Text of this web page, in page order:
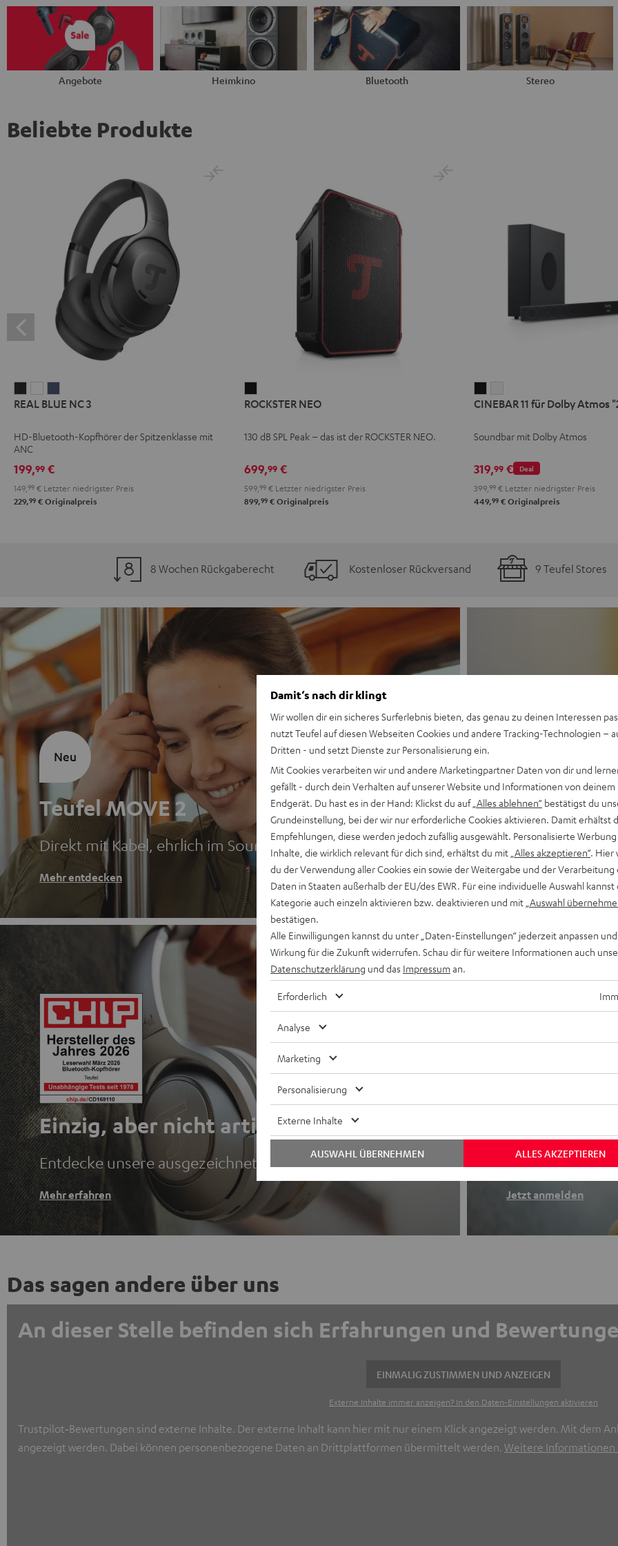
Angebote Heimkino Bluetooth Stereo
Beliebte Produkte
BLUE
3
Night
Black
BLUE
3
White
BLUE
3
REAL BLUE NC 3
HD-Bluetooth-Kopfhörer der Spitzenklasse mit
ANC
199,99 €
149, 99 € Letzter niedrigster Preis
229,99 € Originalpreis
NEO
ROCKSTER NEO
130 dB SPL Peak – das ist der ROCKSTER NEO.
699,99€
599, 99€Letzter niedrigster Preis
899,99€Originalpreis
11
Dolby
"2.1-
Set"
Schwarz
11
Dolby
"2.1-
Set"
Weiß
CINEBAR 11 für Dolby Atmos
Soundbar mit Dolby Atmos
Deal
319,99 €
399, 99 € Letzter niedrigster Preis
449,99 € Originalpreis
8 Wochen Rückgaberecht Kostenloser Rückversand 9 Teufel Stores
Teufel MOVE 2
Direkt mit Kabel, ehrlich im Sound
Mehr entdecken
Neu
MOTIV®
Stil trifft Sound
Mehr entdecken
Einzig, aber nicht artig.
Entdecke unsere ausgezeichneten Bluetooth-Kopfhörer
Mehr erfahren
Newsletter
Finde deinen
Erhalte bis zu
Jetzt anmelden
Das sagen andere über uns
An dieser Stelle befinden sich Erfahrungen und
EINMALIG ZUSTIMMEN UND ANZEIGEN
Externe Inhalte immer anzeigen? In den Daten‑Einstellungen aktivieren
Trustpilot‑Bewertungen sind externe Inhalte. Der externe Inhalt kann hier mit nur einem Klick angezeigt werden. Mit dem
angezeigt werden. Dabei können personenbezogene Daten an Drittplattformen übermittelt werden. Weitere Informationen
Damit‘s nach dir klingt
Wir wollen dir ein sicheres Surferlebnis bieten, das genau zu deinen Interessen
nutzt Teufel auf diesen Webseiten Cookies und andere Tracking-Technologien –
Dritten - und setzt Dienste zur Personalisierung ein.
Mit Cookies verarbeiten wir und andere Marketingpartner Daten von dir und
gefällt - durch dein Verhalten auf unserer Website und Informationen von deinem
Endgerät. Du hast es in der Hand: Klickst du auf „Alles ablehnen“ bestätigst du
Grundeinstellung, bei der wir nur erforderliche Cookies aktivieren. Damit erhältst
Empfehlungen, diese werden jedoch zufällig ausgewählt. Personalisierte
Inhalte, die wirklich relevant für dich sind, erhältst du mit „Alles akzeptieren“. Hier
du der Verwendung aller Cookies ein sowie der Weitergabe und der Verarbeitung
Daten in Staaten außerhalb der EU/des EWR. Für eine individuelle Auswahl kannst
Kategorie auch einzeln aktivieren bzw. deaktivieren und mit „Auswahl
bestätigen.
Alle Einwilligungen kannst du unter „Daten-Einstellungen“ jederzeit anpassen
Wirkung für die Zukunft widerrufen. Schau dir für weitere Informationen auch
Datenschutzerklärung und das Impressum an.
Erforderlich
Analyse
Marketing
Personalisierung
Externe Inhalte
ALLES AKZEPTIEREN
AUSWAHL ÜBERNEHMEN